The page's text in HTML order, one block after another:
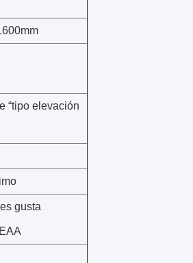
“tipo elevación
gusta